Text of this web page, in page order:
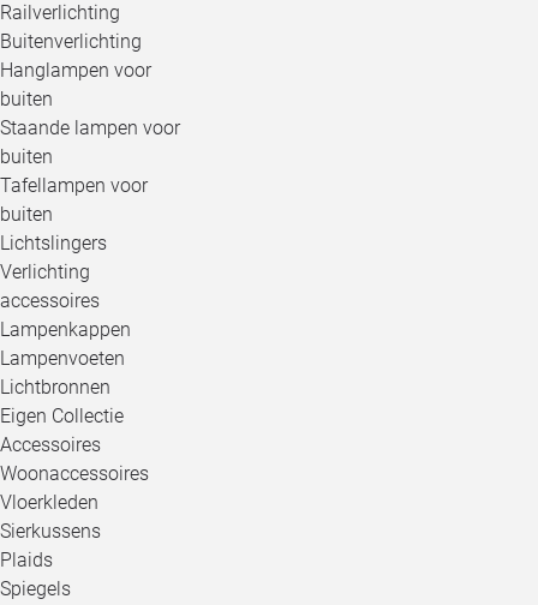
Railverlichting
Buitenverlichting
Hanglampen voor
buiten
Staande lampen voor
buiten
Tafellampen voor
buiten
Lichtslingers
Verlichting
accessoires
Lampenkappen
Lampenvoeten
Lichtbronnen
Eigen Collectie
Accessoires
Woonaccessoires
Vloerkleden
Sierkussens
Plaids
Spiegels